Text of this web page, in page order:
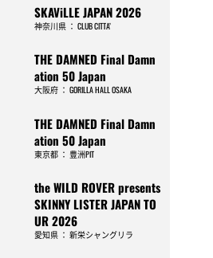
SKAViLLE JAPAN 2026
神奈川県： CLUB CITTA’
THE DAMNED Final Damn
ation 50 Japan
大阪府： GORILLA HALL OSAKA
THE DAMNED Final Damn
ation 50 Japan
東京都： 豊洲PIT
the WILD ROVER presents
SKINNY LISTER JAPAN TO
UR 2026
愛知県： 新栄シャングリラ